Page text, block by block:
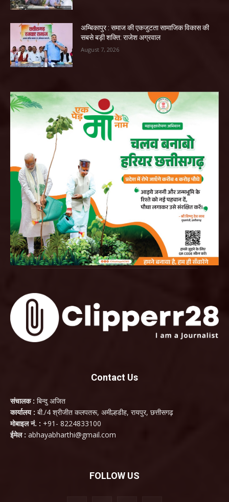
अम्बिकापुर : समाज की एकजुटता सामाजिक विकास की
सबसे बड़ी शक्ति: राजेश अग्रवाल
August 7, 2026
Contact Us
संचालक : बिन्दु अजित
कार्यालय : बी./4 श्रीजीत कलपतरू, अमील्हडीह, रायपुर, छत्तीसगढ़
मोबाइल नं. : +91- 8224833100
ईमेल : abhayabharthi@gmail.com
FOLLOW US